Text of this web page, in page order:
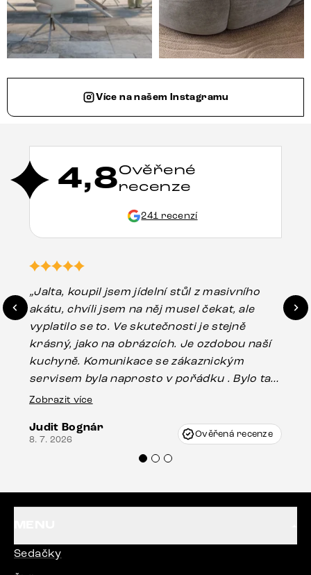
Více na našem Instagramu
4,8Ověřené
recenze
241 recenzí
„Jalta, koupil jsem jídelní stůl z masivního
akátu, chvíli jsem na něj musel čekat, ale
vyplatilo se to. Ve skutečnosti je stejně
krásný, jako na obrázcích. Je ozdobou naší
kuchyně. Komunikace se zákaznickým
servisem byla naprosto v pořádku . Bylo tam
drobné poškození u nohy stolu, které mohlo
Vincze mi velmi korektně vyšli vstříc.
Doporučuji produkty Delife všem.“
Zobrazit více
Judit Bognár
8. 7. 2026 Ověřená recenze
Sedačky